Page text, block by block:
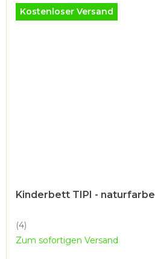
Kostenloser Versand
Kinderbett TIPI - naturfarbe
Die
durchschnittliche
(4)
Zum sofortigen Versand